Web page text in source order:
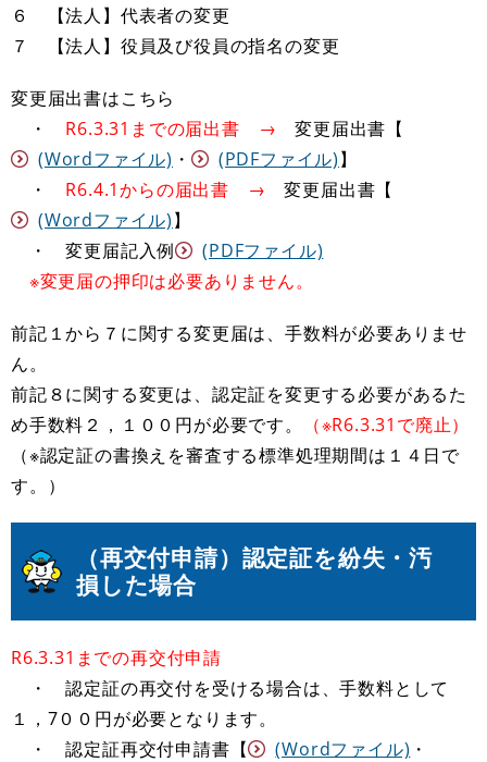
６ 【法人】代表者の変更
７ 【法人】役員及び役員の指名の変更
変更届出書はこちら
・ R6.3.31までの届出書 →変更届出書【
(Wordファイル) ・ (PDFファイル)】
​ ・ R6.4.1からの届出書 →変更届出書【
(Wordファイル)】
・ 変更届記入例
(PDFファイル)
※変更届の押印は必要ありません。
前記１から７に関する変更届は、手数料が必要ありませ
ん。
前記８に関する変更は、認定証を変更する必要があるた
め手数料２，１００円が必要です。
（※R6.3.31で廃止）
（※認定証の書換えを審査する標準処理期間は１４日で
す。）
（再交付申請）認定証を紛失・汚
損した場合
R6.3.31までの再交付申請
・ 認定証の再交付を受ける場合は、手数料として
１，7００円が必要となります。
・ 認定証再交付申請書【
(Wordファイル) ・